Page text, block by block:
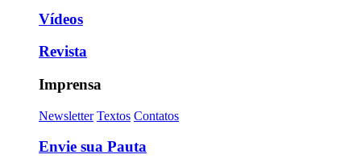
Vídeos
Revista
Imprensa
Newsletter Textos Contatos
Envie sua Pauta